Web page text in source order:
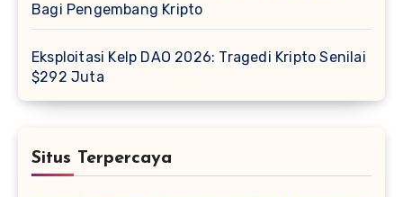
Bagi Pengembang Kripto
Eksploitasi Kelp DAO 2026: Tragedi Kripto Senilai
$292 Juta
Situs Terpercaya